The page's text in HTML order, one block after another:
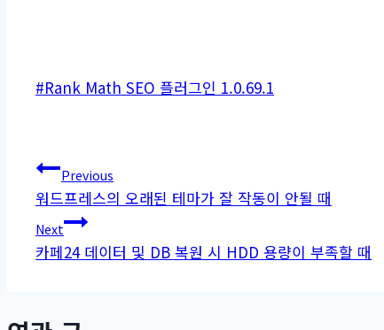
Post
#Rank Math SEO 플러그인 1.0.69.1
글
탐
색
Previous
워드프레스의 오래된 테마가 잘 작동이 안될 때
Next
카페24 데이터 및 DB 복원 시 HDD 용량이 부족할 때